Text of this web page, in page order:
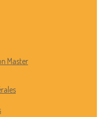
Master